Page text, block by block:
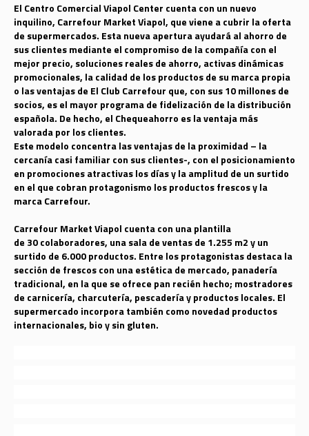
El Centro Comercial Viapol Center cuenta con un nuevo
inquilino, Carrefour Market Viapol, que viene a cubrir la oferta
de supermercados. Estanueva aperturaayudará al ahorro de
sus clientes mediante el compromiso de la compañía con el
mejor precio, soluciones reales de ahorro, activas dinámicas
promocionales, la calidad de los productos de su marca propia
o las ventajas de El Club Carrefour que, con sus 10 millones de
socios, es el mayor programa de fidelización de la distribución
española. De hecho, el Chequeahorro es la ventaja más
valorada por los clientes.
Este modelo concentra las ventajas de la proximidad – la
cercanía casi familiar con sus clientes-, con el posicionamiento
en promociones atractivas los días y la amplitud de un surtido
en el que cobran protagonismo los productos frescos y la
marca Carrefour.
Carrefour MarketViapol cuenta con una plantilla
de 30 colaboradores, una sala de ventas de 1.255 m2y un
surtido de 6.000 productos. Entre los protagonistas destaca la
sección de frescos con una estética de mercado, panadería
tradicional, en la que se ofrece pan recién hecho; mostradores
de carnicería, charcutería, pescadería y productos locales. El
supermercado incorpora también como novedad productos
internacionales, bio y sin gluten.